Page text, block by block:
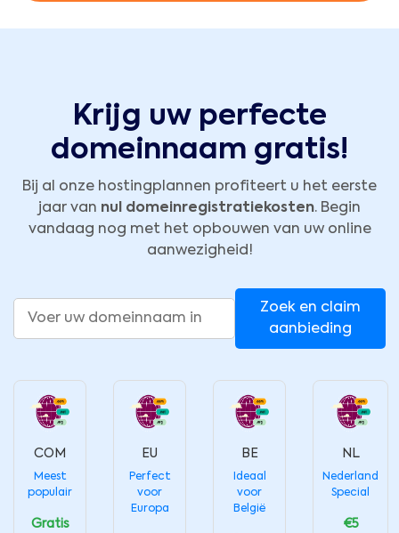
Krijg uw perfecte
domeinnaam gratis!
Bij al onze hostingplannen profiteert u het eerste
jaar van nul domeinregistratiekosten. Begin
vandaag nog met het opbouwen van uw online
aanwezigheid!
Zoek en claim
aanbieding
COM
Meest
populair
Gratis
EU
Perfect
voor
Europa
BE
Ideaal
voor
België
NL
Nederland
Special
€5